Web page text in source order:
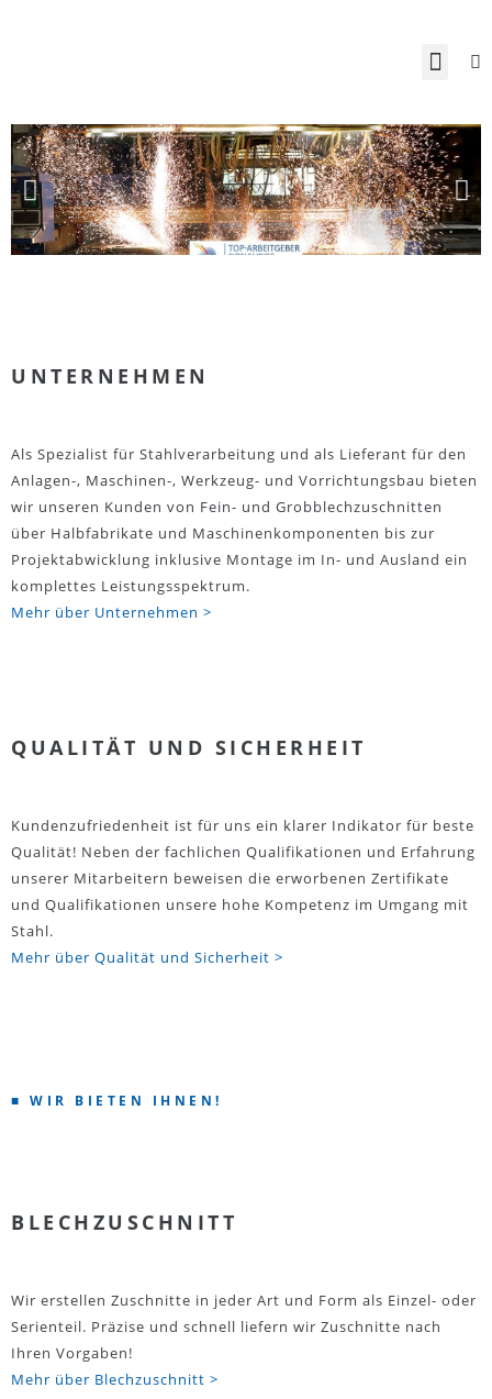
UNTERNEHMEN
Als Spezialist für Stahlverarbeitung und als Lieferant für den
Anlagen-, Maschinen-, Werkzeug- und Vorrichtungsbau bieten
wir unseren Kunden von Fein- und Grobblechzuschnitten
über Halbfabrikate und Maschinenkomponenten bis zur
Projektabwicklung inklusive Montage im In- und Ausland ein
komplettes Leistungsspektrum.
Mehr über Unternehmen >
QUALITÄT UND SICHERHEIT
Kundenzufriedenheit ist für uns ein klarer Indikator für beste
Qualität! Neben der fachlichen Qualifikationen und Erfahrung
unserer Mitarbeitern beweisen die erworbenen Zertifikate
und Qualifikationen unsere hohe Kompetenz im Umgang mit
Stahl.
Mehr über Qualität und Sicherheit >
■ WIR BIETEN IHNEN!
BLECHZUSCHNITT
Wir erstellen Zuschnitte in jeder Art und Form als Einzel- oder
Serienteil. Präzise und schnell liefern wir Zuschnitte nach
Ihren Vorgaben!
Mehr über Blechzuschnitt >